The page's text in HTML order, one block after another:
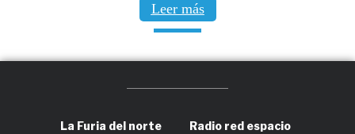
Leer más
La Furia del norte Radio red espacio